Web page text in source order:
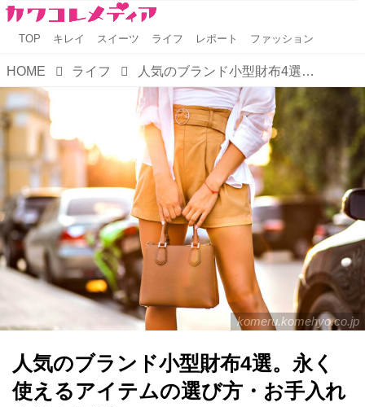
TOP キレイ スイーツ ライフ レポート ファッション
HOME ライフ 人気のブランド小型財布4選。永く使えるアイテムの選び方・お手入れ方法も解説
komeru.komehyo.co.jp
人気のブランド小型財布4選。永く
使えるアイテムの選び方・お手入れ